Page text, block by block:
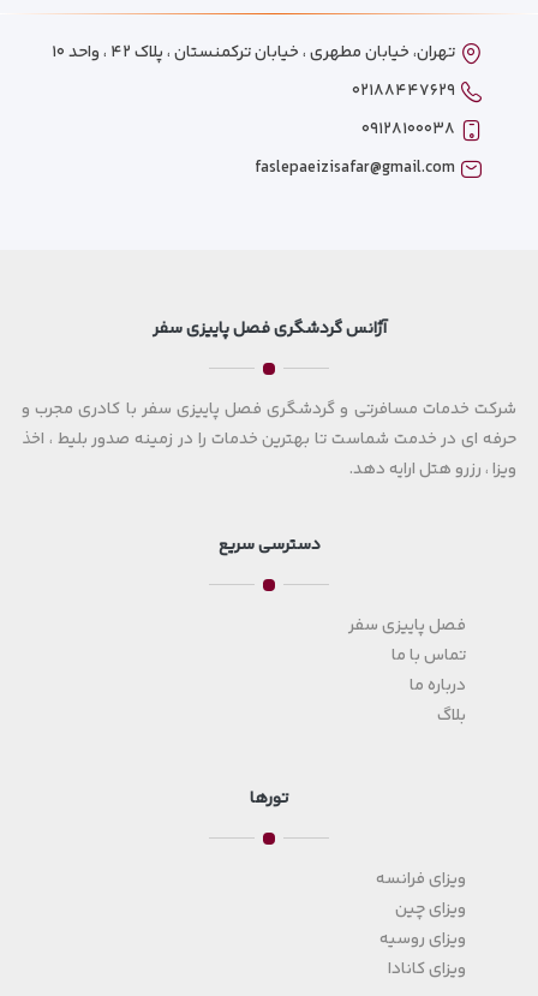
تهران، خیابان مطهری ، خیابان ترکمنستان ، پلاک ۴۲ ، واحد ۱۰
۰۲۱۸۸۴۴۷۶۲۹
۰۹۱۲۸۱۰۰۰۳۸
faslepaeizisafar@gmail.com
آژانس گردشگری فصل پاییزی سفر
شرکت خدمات مسافرتی و گردشگری فصل پاییزی سفر با کادری مجرب و
حرفه ای در خدمت شماست تا بهترین خدمات را در زمینه صدور بلیط ، اخذ
ویزا ، رزرو هتل ارایه دهد.
دسترسی سریع
فصل پاییزی سفر
تماس با ما
درباره ما
بلاگ
تورها
ویزای فرانسه
ویزای چین
ویزای روسیه
ویزای کانادا